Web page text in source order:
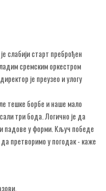
слабији старт преброђен
сремским оркестром
је преузео и улогу
тешке борбе и наше мало
три бода. Логично је да
падове у форми. Кључ победе
претворимо у погодак - каже